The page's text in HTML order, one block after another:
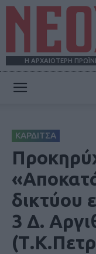
Η ΑΡΧΑΙΟΤΕΡΗ
ΚΑΡΔΙΤΣΑ
δικτύου
3 Δ.